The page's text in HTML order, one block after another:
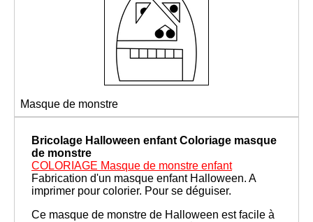
Masque de monstre
Bricolage Halloween enfant Coloriage masque
de monstre
COLORIAGE Masque de monstre enfant
Fabrication d'un masque enfant Halloween. A
imprimer pour colorier. Pour se déguiser.
Ce masque de monstre de Halloween est facile à